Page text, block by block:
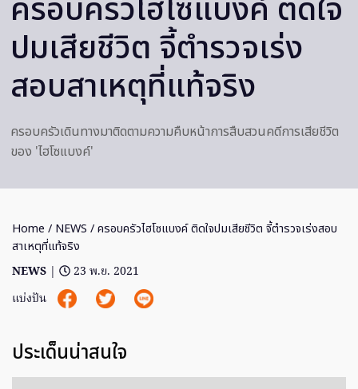
ครอบครัวไฮโซแบงค์ ติดใจ
ปมเสียชีวิต จี้ตำรวจเร่ง
สอบสาเหตุที่แท้จริง
ครอบครัวเดินทางมาติดตามความคืบหน้าการสืบสวนคดีการเสียชีวิต
ของ 'ไฮโซแบงค์'
Home / NEWS / ครอบครัวไฮโซแบงค์ ติดใจปมเสียชีวิต จี้ตำรวจเร่งสอบ
สาเหตุที่แท้จริง
NEWS |
23 พ.ย. 2021
แบ่งปัน
ประเด็นน่าสนใจ